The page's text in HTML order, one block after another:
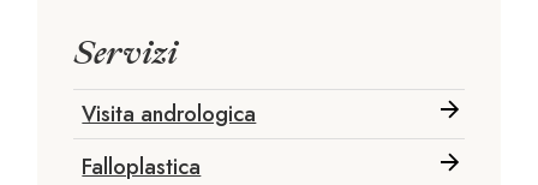
Servizi
Visita andrologica
Falloplastica